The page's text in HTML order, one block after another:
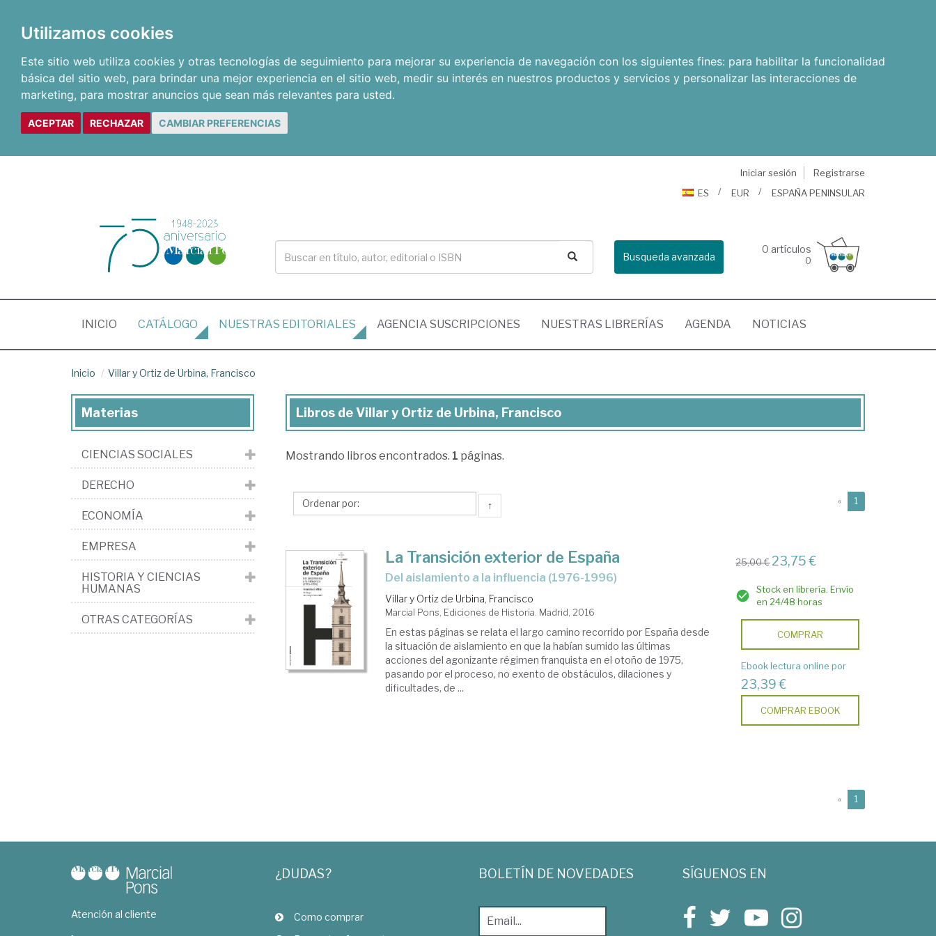
Utilizamos cookies
Este sitio web utiliza cookies y otras tecnologías de seguimiento para mejorar su experiencia de navegación con los siguientes fines: para habilitar la funcionalidad
básica del sitio web, para brindar una mejor experiencia en el sitio web, medir su interés en nuestros productos y servicios y personalizar las interacciones de
marketing, para mostrar anuncios que sean más relevantes para usted.
ACEPTAR RECHAZAR CAMBIAR PREFERENCIAS
Iniciar sesión
Registrarse
ES
EUR ESPAÑA PENINSULAR
Busqueda avanzada
0 artículos
0
INICIO (CURRENT)
CATÁLOGO NUESTRAS EDITORIALES AGENCIA SUSCRIPCIONES NUESTRAS LIBRERÍAS AGENDA NOTICIAS
Inicio Villar y Ortiz de Urbina, Francisco
Libros
Villar
Ortiz
Urbina,
Francisco
Libros de Villar y Ortiz de Urbina, Francisco
Mostrando libros encontrados. 1 páginas.
↑ « 1
La Transición exterior de España
Del aislamiento a la influencia (1976-1996)
Villar y Ortiz de Urbina, Francisco
Marcial Pons, Ediciones de Historia. Madrid, 2016
En estas páginas se relata el largo camino recorrido por España desde
la situación de aislamiento en que la habían sumido las últimas
acciones del agonizante régimen franquista en el otoño de 1975,
pasando por el proceso, no exento de obstáculos, dilaciones y
dificultades, de ...
25,00 € 23,75 €
Stock en librería. Envío
en 24/48 horas
COMPRAR
Ebook lectura online por
23,39 €
COMPRAR EBOOK
« 1
Materias
CIENCIAS SOCIALES
DERECHO
ECONOMÍA
EMPRESA
HISTORIA Y CIENCIAS
HUMANAS
OTRAS CATEGORÍAS
Atención al cliente
¿DUDAS?
Como comprar
BOLETÍN DE NOVEDADES SÍGUENOS EN